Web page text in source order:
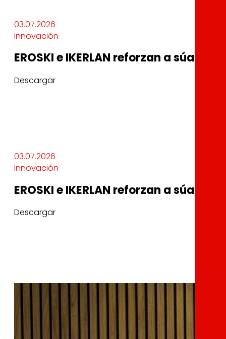
03.07.2026
Innovación
EROSKI e IKERLAN reforzan a súa
Descargar
03.07.2026
Innovación
EROSKI e IKERLAN reforzan a súa
Descargar